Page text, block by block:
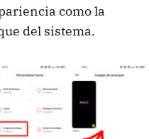
como la
del sistema.